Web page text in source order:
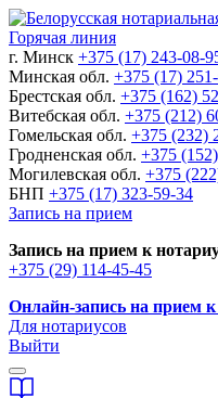
Горячая линия
г. Минск +375 (17) 243-08-
Минская обл. +375 (17)
Брестская обл. +375 (162)
Витебская обл. +375 (212)
Гомельская обл. +375 (232)
Гродненская обл. +375
Могилевская обл. +375
БНП +375 (17) 323-59-34
Запись на прием
Запись на прием к
+375 (29) 114-45-45
Онлайн-запись на прием к
Для нотариусов
Выйти